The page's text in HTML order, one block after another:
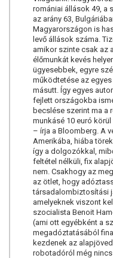
romániai állások 49, a
az arány 63,
Magyarországon is
levő állások száma.
amikor szinte csak az
élőmunkát kevés
ügyesebbek, egyre
működtetése az
másutt. Így egyes
fejlett országokba
becslése szerint ma a
munkásé 10 euró
– írja a Bloomberg. A
Amerikába, hiába
így a dolgozókkal,
feltétel nélküli, fix
nem. Csakhogy az
az ötlet, hogy
társadalombiztosítási
amelyeknek viszont
szocialista Benoit
(ami ott egyébként a
megadóztatásából
kezdenek az
robotadóról még nincs